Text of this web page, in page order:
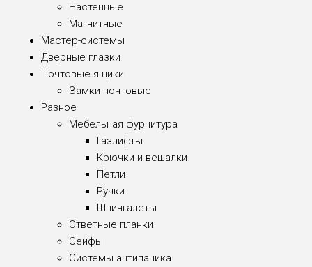
Настенные
Магнитные
Мастер-системы
Дверные глазки
Почтовые ящики
Замки почтовые
Разное
Мебельная фурнитура
Газлифты
Крючки и вешалки
Петли
Ручки
Шпингалеты
Ответные планки
Сейфы
Системы антипаника